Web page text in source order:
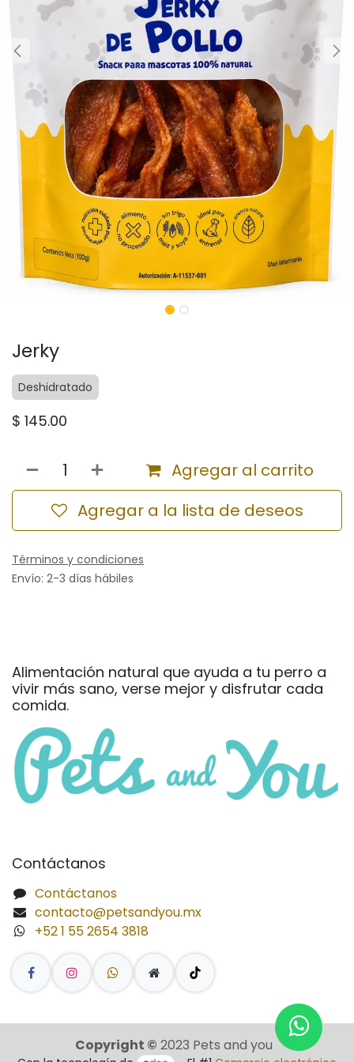
Jerky
Deshidratado
$ 145.00
Agregar al carrito
Agregar a la lista de deseos
Términos y condiciones
Envío: 2-3 días hábiles
Alimentación natural que ayuda a tu perro a
vivir más sano, verse mejor y disfrutar cada
comida.
Contáctanos
Contáctanos
contacto@petsandyou.mx
+52 1 55 2654 3818
Copyright © 2023 Pets and you